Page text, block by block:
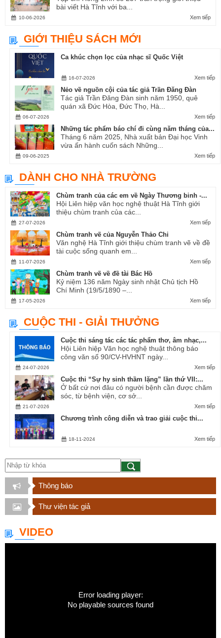
bài viết Hà Tĩnh với ba...
Xem tiếp
10-06-2026
GIỚI THIỆU SÁCH MỚI
Ca khúc chọn lọc của nhạc sĩ Quốc Việt
Xem tiếp
16-07-2026
Nẻo về nguồn cội của tác giả Trần Đăng Đàn
Tác giả Trần Đăng Đàn sinh năm 1950, quê
quán xã Đức Hòa, Đức Thọ, Hà...
Xem tiếp
06-07-2026
Những tác phẩm báo chí đi cùng năm tháng của...
Tháng 6 năm 2025, Nhà xuất bản Đại học Vinh
vừa ấn hành cuốn sách Những...
Xem tiếp
09-06-2025
DÀNH CHO NHÀ TRƯỜNG
Chùm tranh của các em về Ngày Thương binh -...
Hội Liên hiệp văn học nghệ thuật Hà Tĩnh giới
thiệu chùm tranh của các...
Xem tiếp
27-07-2026
Chùm tranh vẽ của Nguyễn Thảo Chi
Văn nghệ Hà Tĩnh giới thiệu chùm tranh vẽ về đề
tài cuộc sống quanh em...
Xem tiếp
11-07-2026
Chùm tranh vẽ về đề tài Bác Hồ
Kỷ niệm 136 năm Ngày sinh nhật Chủ tịch Hồ
Chí Minh (19/5/1890 –...
Xem tiếp
17-05-2026
CUỘC THI - GIẢI THƯỞNG
Cuộc thi sáng tác các tác phẩm thơ, âm nhạc,...
Hội Liên hiệp Văn học nghệ thuật thông báo
công văn số 90/CV-HVHNT ngày...
Xem tiếp
24-07-2026
Cuộc thi “Sự hy sinh thầm lặng” lần thứ VII:...
Ở bất cứ nơi đâu có người bệnh cần được chăm
sóc, từ bệnh viện, cơ sở...
Xem tiếp
21-07-2026
Chương trình công diễn và trao giải cuộc thi...
Xem tiếp
18-11-2024
Thông báo
Thư viện tác giả
VIDEO
Error loading player:
No playable sources found